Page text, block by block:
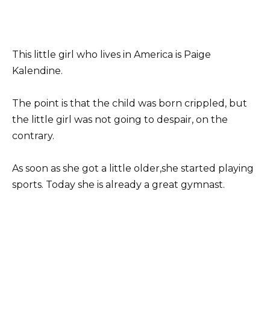
This little girl who lives in America is Paige
Kalendine.
The point is that the child was born crippled, but
the little girl was not going to despair, on the
contrary.
As soon as she got a little older,she started playing
sports. Today she is already a great gymnast.